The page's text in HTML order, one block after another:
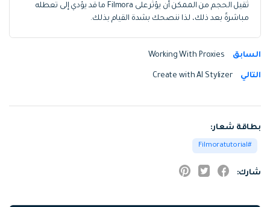
ثقيل الحجم من الممكن أن يؤثر على Filmora ما قد يؤدي إلى تعطله
مباشرةً بعد ذلك، لذا ننصحك بشدة القيام بذلك.
السابق Working With Proxies
Create with AI Stylizer التالي
بطاقة شعار:
Filmoratutorial
شارك: